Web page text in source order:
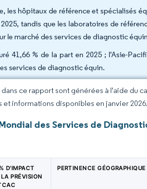
les hôpitaux de référence et spécialisés
tandis que les laboratoires de
le marché des services de diagnostic
41,66 % de la part en 2025 ; l'Asie-
services de diagnostic équin.
ce rapport sont générées à l'aide du
informations disponibles en janvier 2026.
des Services de
D'IMPACT
LA PRÉVISION
PERTINENCE GÉOGRAPHIQUE